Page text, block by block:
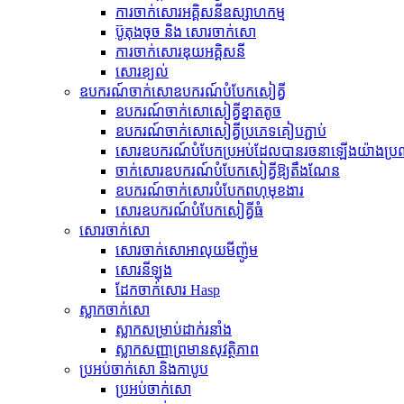
ការចាក់សោរអគ្គិសនីឧស្សាហកម្ម
ប៊ូតុងចុច និង សោរចាក់សោ
ការចាក់សោរឌុយអគ្គិសនី
សោរ​ខ្យល់
ឧបករណ៍​ចាក់សោ​ឧបករណ៍​បំបែក​សៀគ្វី
ឧបករណ៍​ចាក់សោ​សៀគ្វី​ខ្នាតតូច
ឧបករណ៍​ចាក់សោ​សៀគ្វី​ប្រភេទ​គៀប​ភ្ជាប់
សោរ​ឧបករណ៍​បំបែក​ប្រអប់​ដែល​បាន​រចនា​ឡើង​យ៉ាង​ប្
ចាក់សោរឧបករណ៍បំបែកសៀគ្វីឱ្យតឹងណែន
ឧបករណ៍ចាក់សោរបំបែកពហុមុខងារ
សោរ​ឧបករណ៍​បំបែក​សៀគ្វី​ធំ
សោរចាក់សោ
សោរចាក់សោអាលុយមីញ៉ូម
សោរ​នីឡុង
ដែកចាក់សោរ Hasp
ស្លាកចាក់សោ
ស្លាក​សម្រាប់​ដាក់​រនាំង
ស្លាកសញ្ញាព្រមានសុវត្ថិភាព
ប្រអប់ចាក់សោ និងកាបូប
ប្រអប់ចាក់សោ